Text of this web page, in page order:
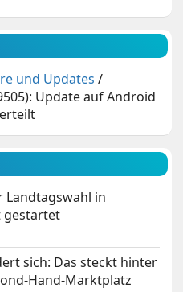
und Updates /
Update auf Android
Landtagswahl in
gestartet
sich: Das steckt hinter
Hand-Marktplatz